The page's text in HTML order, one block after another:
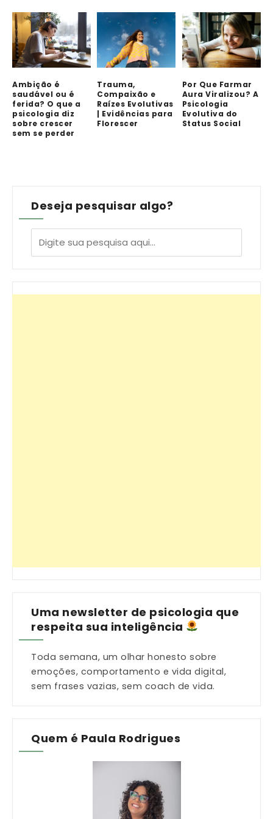
Ambição é
saudável ou é
ferida? O que a
psicologia diz
sobre crescer
sem se perder
Trauma,
Compaixão e
Raízes Evolutivas
| Evidências para
Florescer
Por Que Farmar
Aura Viralizou? A
Psicologia
Evolutiva do
Status Social
Deseja pesquisar algo?
Uma newsletter de psicologia que
respeita sua inteligência
Toda semana, um olhar honesto sobre
emoções, comportamento e vida digital,
sem frases vazias, sem coach de vida.
Quem é Paula Rodrigues